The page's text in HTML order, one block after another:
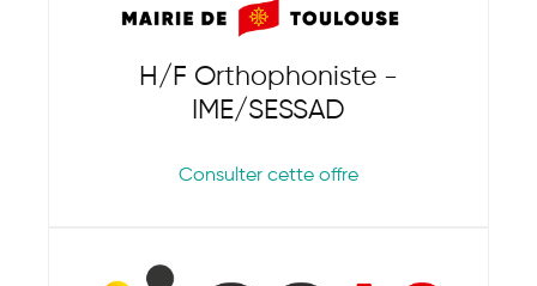
H/F Orthophoniste -
IME/SESSAD
Consulter cette offre